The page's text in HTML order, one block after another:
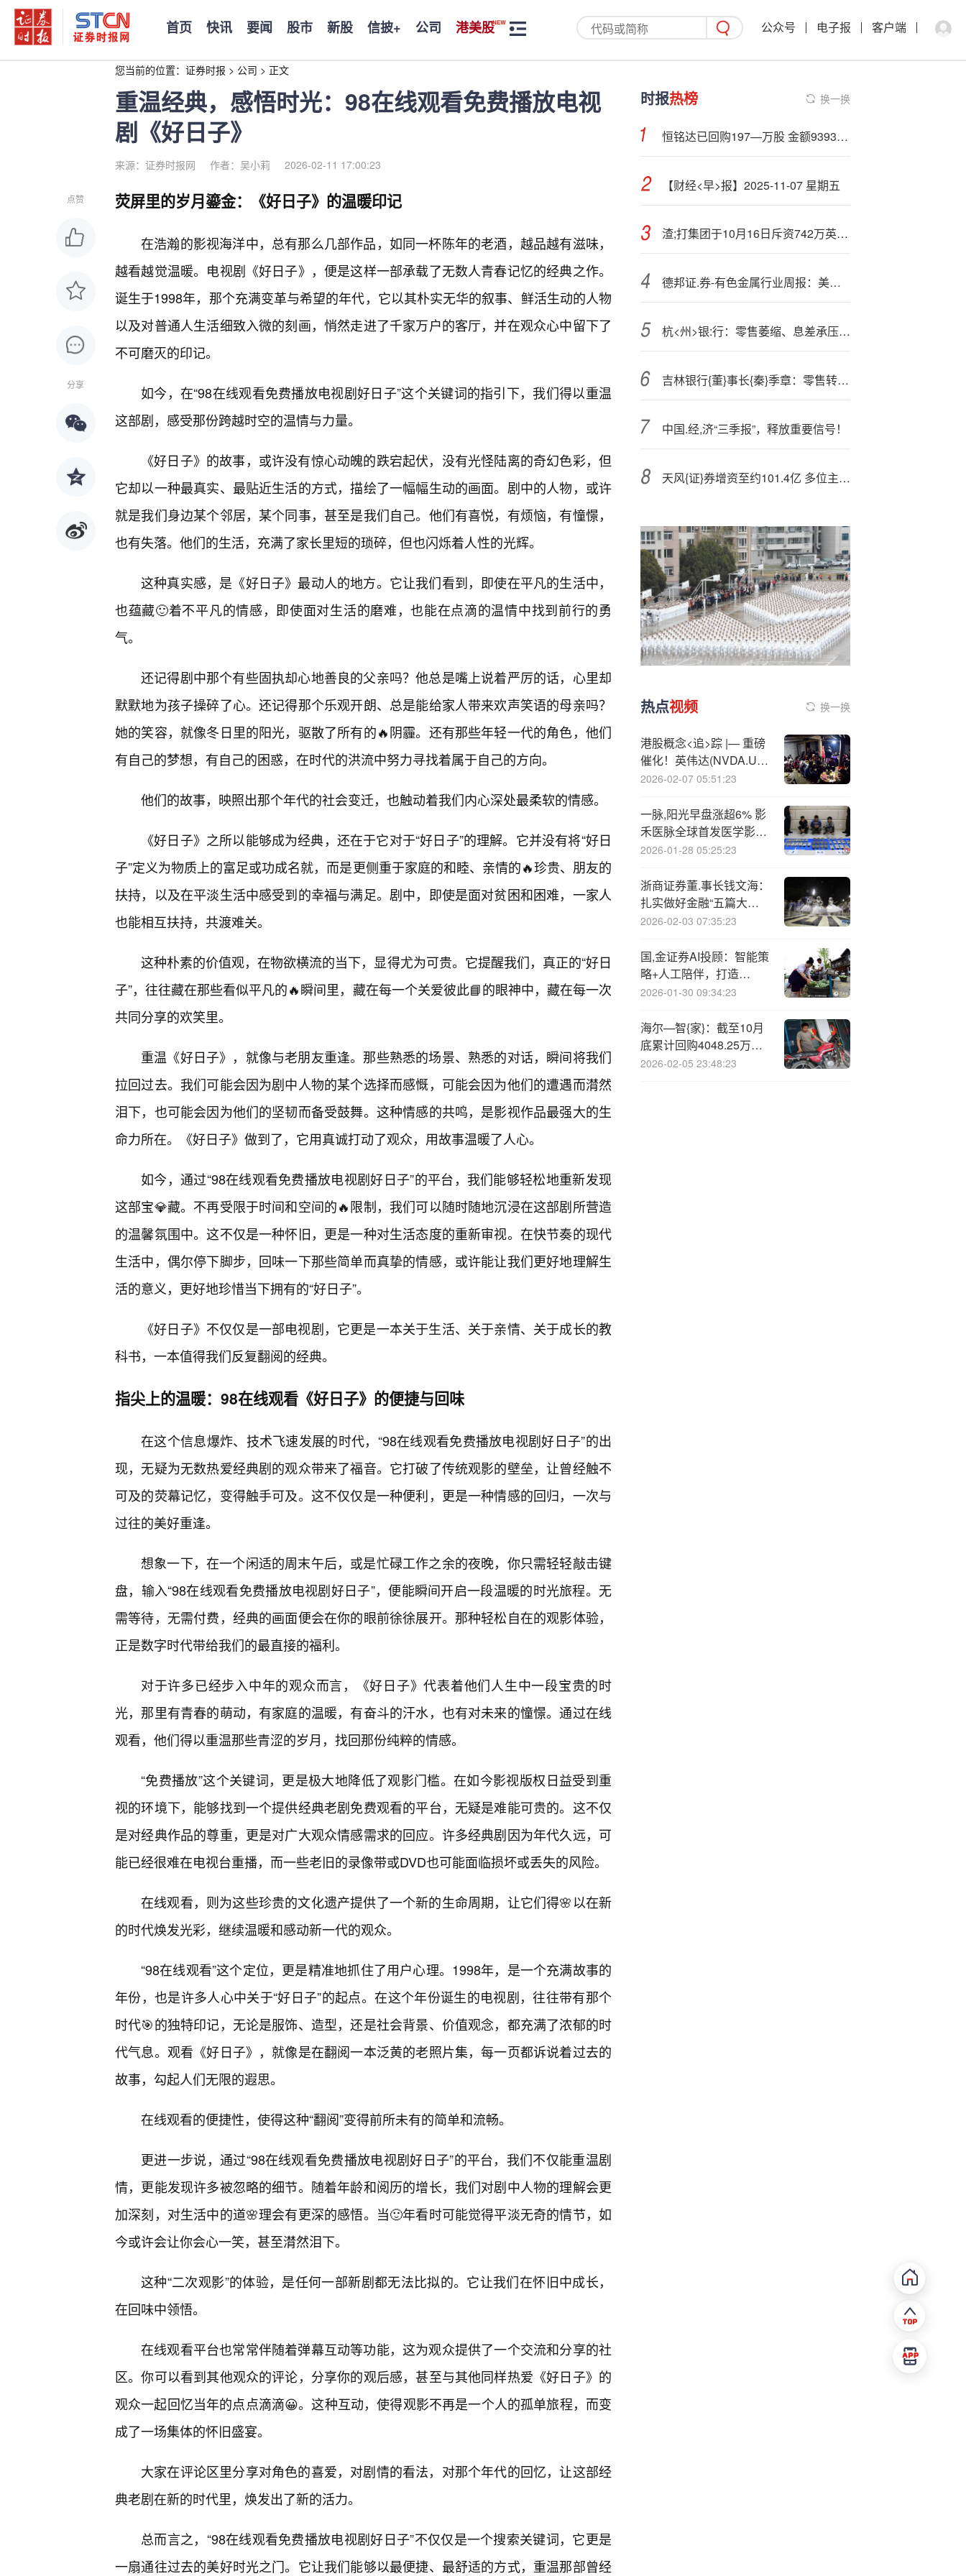
首页 快讯 要闻 股市 新股 信披+ 公司 港美股 公众号 电子报 客户端
您当前的位置： 证券时报 > 公司 > 正文
重温经典，感悟时光：98在线观看免费播放电视
剧《好日子》
来源：证券时报网 作者：吴小莉 2026-02-11 17:00:23
点赞
分享
荧屏里的岁月鎏金：《好日子》的温暖印记
在浩瀚的影视海洋中，总有那么几部作品，如同一杯陈年的老酒，越品越有滋味，
越看越觉温暖。电视剧《好日子》，便是这样一部承载了无数人青春记忆的经典之作。
诞生于1998年，那个充满变革与希望的年代，它以其朴实无华的叙事、鲜活生动的人物
以及对普通人生活细致入微的刻画，悄然走进了千家万户的客厅，并在观众心中留下了
不可磨灭的印记。
如今，在“98在线观看免费播放电视剧好日子”这个关键词的指引下，我们得以重温
这部剧，感受那份跨越时空的温情与力量。
《好日子》的故事，或许没有惊心动魄的跌宕起伏，没有光怪陆离的奇幻色彩，但
它却以一种最真实、最贴近生活的方式，描绘了一幅幅生动的画面。剧中的人物，或许
就是我们身边某个邻居，某个同事，甚至是我们自己。他们有喜悦，有烦恼，有憧憬，
也有失落。他们的生活，充满了家长里短的琐碎，但也闪烁着人性的光辉。
这种真实感，是《好日子》最动人的地方。它让我们看到，即使在平凡的生活中，
也蕴藏🙂着不平凡的情感，即使面对生活的磨难，也能在点滴的温情中找到前行的勇
气。
还记得剧中那个有些固执却心地善良的父亲吗？他总是嘴上说着严厉的话，心里却
默默地为孩子操碎了心。还记得那个乐观开朗、总是能给家人带来欢声笑语的母亲吗？
她的笑容，就像冬日里的阳光，驱散了所有的🔥阴霾。还有那些年轻一代的角色，他们
有自己的梦想，有自己的困惑，在时代的洪流中努力寻找着属于自己的方向。
他们的故事，映照出那个年代的社会变迁，也触动着我们内心深处最柔软的情感。
《好日子》之所以能够成为经典，还在于它对于“好日子”的理解。它并没有将“好日
子”定义为物质上的富足或功成名就，而是更侧重于家庭的和睦、亲情的🔥珍贵、朋友的
扶持，以及在平淡生活中感受到的幸福与满足。剧中，即使是面对贫困和困难，一家人
也能相互扶持，共渡难关。
这种朴素的价值观，在物欲横流的当下，显得尤为可贵。它提醒我们，真正的“好日
子”，往往藏在那些看似平凡的🔥瞬间里，藏在每一个关爱彼此📘的眼神中，藏在每一次
共同分享的欢笑里。
重温《好日子》，就像与老朋友重逢。那些熟悉的场景、熟悉的对话，瞬间将我们
拉回过去。我们可能会因为剧中人物的某个选择而感慨，可能会因为他们的遭遇而潸然
泪下，也可能会因为他们的坚韧而备受鼓舞。这种情感的共鸣，是影视作品最强大的生
命力所在。《好日子》做到了，它用真诚打动了观众，用故事温暖了人心。
如今，通过“98在线观看免费播放电视剧好日子”的平台，我们能够轻松地重新发现
这部宝💎藏。不再受限于时间和空间的🔥限制，我们可以随时随地沉浸在这部剧所营造
的温馨氛围中。这不仅是一种怀旧，更是一种对生活态度的重新审视。在快节奏的现代
生活中，偶尔停下脚步，回味一下那些简单而真挚的情感，或许能让我们更好地理解生
活的意义，更好地珍惜当下拥有的“好日子”。
《好日子》不仅仅是一部电视剧，它更是一本关于生活、关于亲情、关于成长的教
科书，一本值得我们反复翻阅的经典。
指尖上的温暖：98在线观看《好日子》的便捷与回味
在这个信息爆炸、技术飞速发展的时代，“98在线观看免费播放电视剧好日子”的出
现，无疑为无数热爱经典剧的观众带来了福音。它打破了传统观影的壁垒，让曾经触不
可及的荧幕记忆，变得触手可及。这不仅仅是一种便利，更是一种情感的回归，一次与
过往的美好重逢。
想象一下，在一个闲适的周末午后，或是忙碌工作之余的夜晚，你只需轻轻敲击键
盘，输入“98在线观看免费播放电视剧好日子”，便能瞬间开启一段温暖的时光旅程。无
需等待，无需付费，经典的画面便会在你的眼前徐徐展开。那种轻松自在的观影体验，
正是数字时代带给我们的最直接的福利。
对于许多已经步入中年的观众而言，《好日子》代表着他们人生中一段宝贵的时
光，那里有青春的萌动，有家庭的温暖，有奋斗的汗水，也有对未来的憧憬。通过在线
观看，他们得以重温那些青涩的岁月，找回那份纯粹的情感。
“免费播放”这个关键词，更是极大地降低了观影门槛。在如今影视版权日益受到重
视的环境下，能够找到一个提供经典老剧免费观看的平台，无疑是难能可贵的。这不仅
是对经典作品的尊重，更是对广大观众情感需求的回应。许多经典剧因为年代久远，可
能已经很难在电视台重播，而一些老旧的录像带或DVD也可能面临损坏或丢失的风险。
在线观看，则为这些珍贵的文化遗产提供了一个新的生命周期，让它们得🌸以在新
的时代焕发光彩，继续温暖和感动新一代的观众。
“98在线观看”这个定位，更是精准地抓住了用户心理。1998年，是一个充满故事的
年份，也是许多人心中关于“好日子”的起点。在这个年份诞生的电视剧，往往带有那个
时代🎯的独特印记，无论是服饰、造型，还是社会背景、价值观念，都充满了浓郁的时
代气息。观看《好日子》，就像是在翻阅一本泛黄的老照片集，每一页都诉说着过去的
故事，勾起人们无限的遐思。
在线观看的便捷性，使得这种“翻阅”变得前所未有的简单和流畅。
更进一步说，通过“98在线观看免费播放电视剧好日子”的平台，我们不仅能重温剧
情，更能发现许多被忽略的细节。随着年龄和阅历的增长，我们对剧中人物的理解会更
加深刻，对生活中的道🌸理会有更深的感悟。当🙂年看时可能觉得平淡无奇的情节，如
今或许会让你会心一笑，甚至潸然泪下。
这种“二次观影”的体验，是任何一部新剧都无法比拟的。它让我们在怀旧中成长，
在回味中领悟。
在线观看平台也常常伴随着弹幕互动等功能，这为观众提供了一个交流和分享的社
区。你可以看到其他观众的评论，分享你的观后感，甚至与其他同样热爱《好日子》的
观众一起回忆当年的点点滴滴😀。这种互动，使得观影不再是一个人的孤单旅程，而变
成了一场集体的怀旧盛宴。
大家在评论区里分享对角色的喜爱，对剧情的看法，对那个年代的回忆，让这部经
典老剧在新的时代里，焕发出了新的活力。
总而言之，“98在线观看免费播放电视剧好日子”不仅仅是一个搜索关键词，它更是
一扇通往过去的美好时光之门。它让我们能够以最便捷、最舒适的方式，重温那部曾经
时报热榜 换一换
恒铭达已回购197—万股 金额9393万元
【财经<早>报】2025-11-07 星期五
渣;打集团于10月16日斥资742万英镑回购51.7万股
德邦证.券-有色金属行业周报：美联储放鸽，看好贵金属表现-250825
杭<州>银:行：零售萎缩、息差承压、非息波动与资本隐忧
吉林银行{董}事长{秦}季章：零售转型是一项长期的系统性工程
中国.经,济“三季报”，释放重要信号！
天风{证}券增资至约101.4亿 多位主要人员发生变更
热点视频 换一换
港股概念<追>踪 |— 重磅
催化！英伟达(NVDA.US)
机器人“新大脑”即将揭晓
念股)
2026-02-07 05:51:23
一脉,阳光早盘涨超6% 影
禾医脉全球首发医学影像
基座大模型产品AIR
2026-01-28 05:25:23
浙商证券董.事长钱文海：
扎实做好金融“五篇大文
章” 向建设“一流投行”奋进
2026-02-03 07:35:23
国,金证券AI投顾：智能策
略+人工陪伴，打造
“1+1>2”投资服务新生态
2026-01-30 09:34:23
海尔—智{家}：截至10月
底累计回购4048.25万股
A股
2026-02-05 23:48:23